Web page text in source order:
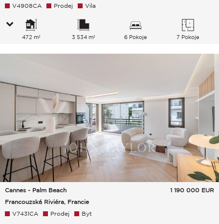
V4908CA Prodej Vila
472 m² 3 534 m² 6 Pokoje 7 Pokoje
Cannes - Palm Beach
Francouzská Riviéra, Francie
1 190 000 EUR
V7431CA Prodej Byt